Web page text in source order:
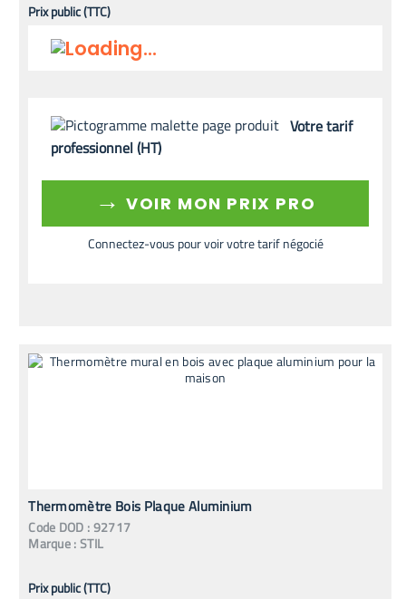
Prix public (TTC)
Votre tarif
professionnel (HT)
→ VOIR MON PRIX PRO
Connectez-vous pour voir votre tarif négocié
Thermomètre Bois Plaque Aluminium
Code DOD :92717
Marque :STIL
Prix public (TTC)